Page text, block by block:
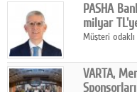
PASHA
milyar
Müşteri odaklı
yılının ilk
VARTA,